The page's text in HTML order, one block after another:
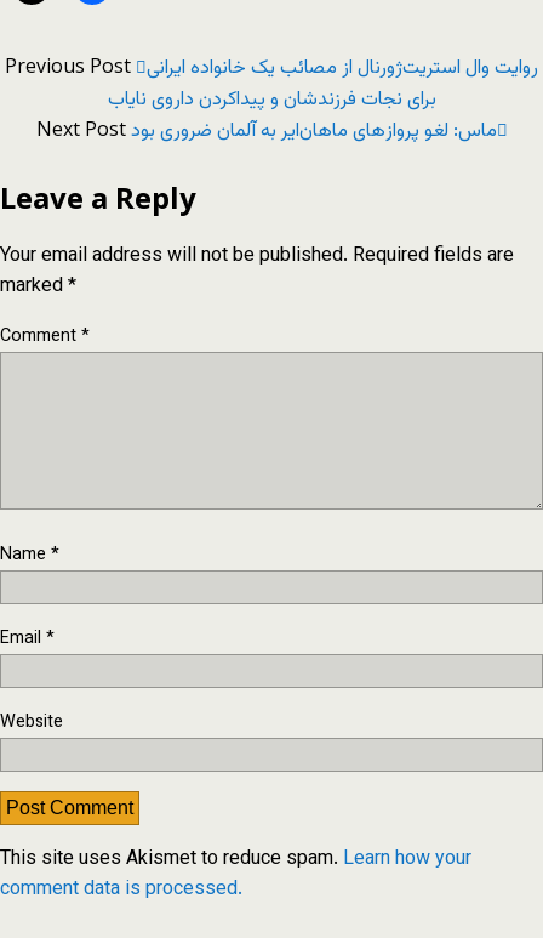
Previous Post روایت وال استریت‌ژورنال از مصائب یک خانواده ایرانی
برای نجات فرزندشان و پیداکردن داروی نایاب
Next Postماس: لغو پرواز‌های ماهان‌ایر به آلمان ضروری بود
Leave a Reply
Your email address will not be published. Required fields are
marked*
Comment*
Name *
Email *
Website
This site uses Akismet to reduce spam. Learn how your
comment data is processed.